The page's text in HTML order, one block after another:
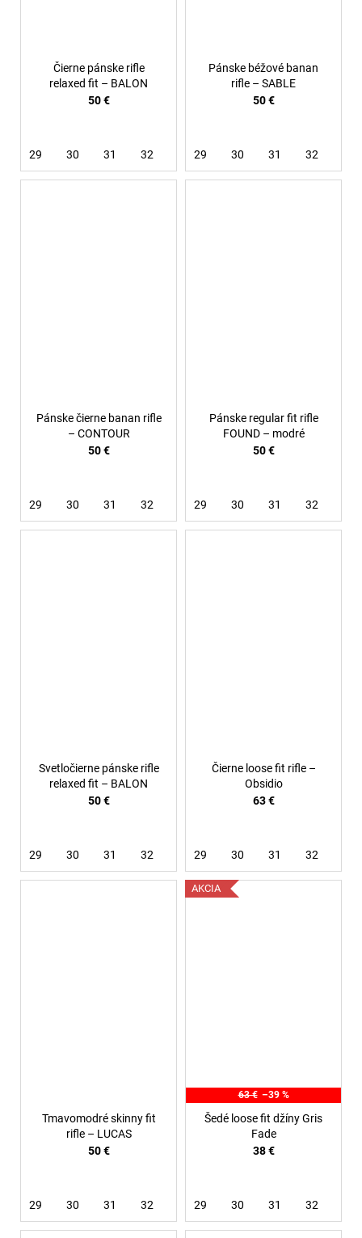
Čierne pánske rifle
relaxed fit – BALON
50 €
29 30 31 32
Pánske béžové banan
rifle – SABLE
50 €
29 30 31 32
Pánske čierne banan rifle
– CONTOUR
50 €
29 30 31 32
Pánske regular fit rifle
FOUND – modré
50 €
29 30 31 32
Svetločierne pánske rifle
relaxed fit – BALON
50 €
29 30 31 32
Čierne loose fit rifle –
Obsidio
63 €
29 30 31 32
Tmavomodré skinny fit
rifle – LUCAS
50 €
29 30 31 32
AKCIA
63 € –39 %
Šedé loose fit džíny Gris
Fade
38 €
29 30 31 32